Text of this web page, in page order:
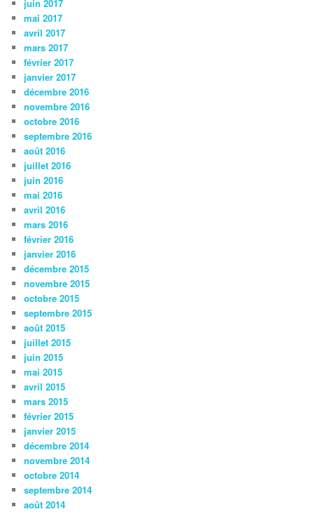
juin 2017
mai 2017
avril 2017
mars 2017
février 2017
janvier 2017
décembre 2016
novembre 2016
octobre 2016
septembre 2016
août 2016
juillet 2016
juin 2016
mai 2016
avril 2016
mars 2016
février 2016
janvier 2016
décembre 2015
novembre 2015
octobre 2015
septembre 2015
août 2015
juillet 2015
juin 2015
mai 2015
avril 2015
mars 2015
février 2015
janvier 2015
décembre 2014
novembre 2014
octobre 2014
septembre 2014
août 2014